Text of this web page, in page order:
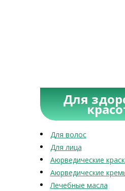
Для
Для волос
Для лица
Аюрведические
Аюрведические
Лечебные масла